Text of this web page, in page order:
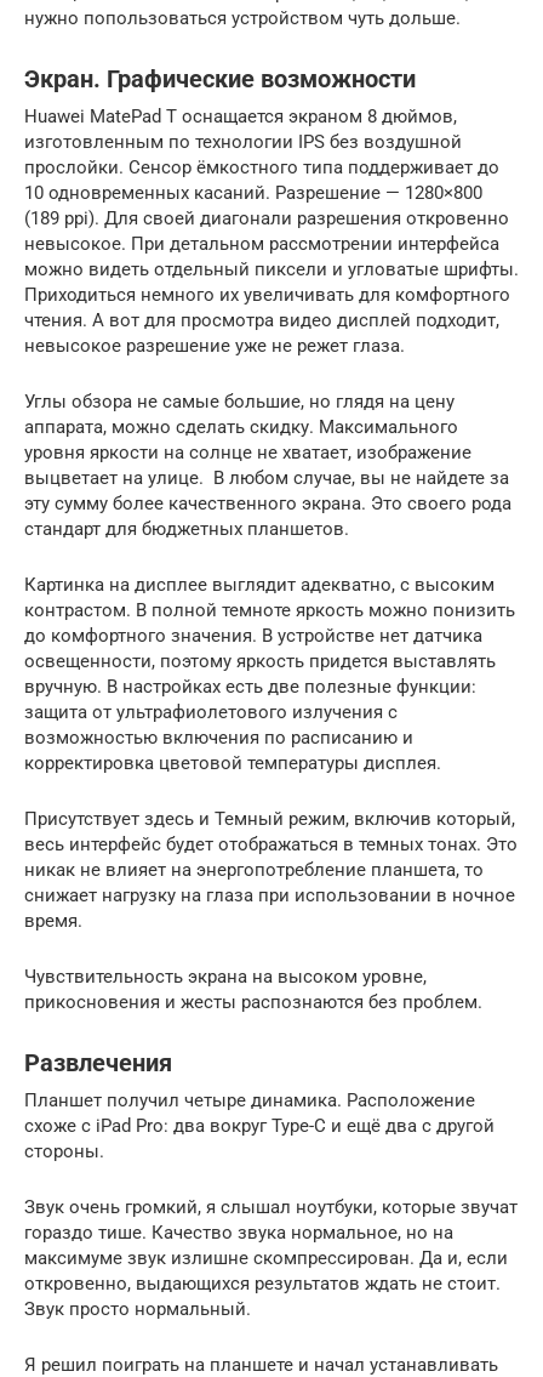
нужно попользоваться устройством чуть дольше.
Экран. Графические возможности
Huawei MatePad T оснащается экраном 8 дюймов,
изготовленным по технологии IPS без воздушной
прослойки. Сенсор ёмкостного типа поддерживает до
10 одновременных касаний. Разрешение — 1280×800
(189 ppi). Для своей диагонали разрешения откровенно
невысокое. При детальном рассмотрении интерфейса
можно видеть отдельный пиксели и угловатые шрифты.
Приходиться немного их увеличивать для комфортного
чтения. А вот для просмотра видео дисплей подходит,
невысокое разрешение уже не режет глаза.
Углы обзора не самые большие, но глядя на цену
аппарата, можно сделать скидку. Максимального
уровня яркости на солнце не хватает, изображение
выцветает на улице. В любом случае, вы не найдете за
эту сумму более качественного экрана. Это своего рода
стандарт для бюджетных планшетов.
Картинка на дисплее выглядит адекватно, с высоким
контрастом. В полной темноте яркость можно понизить
до комфортного значения. В устройстве нет датчика
освещенности, поэтому яркость придется выставлять
вручную. В настройках есть две полезные функции:
защита от ультрафиолетового излучения с
возможностью включения по расписанию и
корректировка цветовой температуры дисплея.
Присутствует здесь и Темный режим, включив который,
весь интерфейс будет отображаться в темных тонах. Это
никак не влияет на энергопотребление планшета, то
снижает нагрузку на глаза при использовании в ночное
время.
Чувствительность экрана на высоком уровне,
прикосновения и жесты распознаются без проблем.
Развлечения
Планшет получил четыре динамика. Расположение
схоже с iPad Pro: два вокруг Type-C и ещё два с другой
стороны.
Звук очень громкий, я слышал ноутбуки, которые звучат
гораздо тише. Качество звука нормальное, но на
максимуме звук излишне скомпрессирован. Да и, если
откровенно, выдающихся результатов ждать не стоит.
Звук просто нормальный.
Я решил поиграть на планшете и начал устанавливать